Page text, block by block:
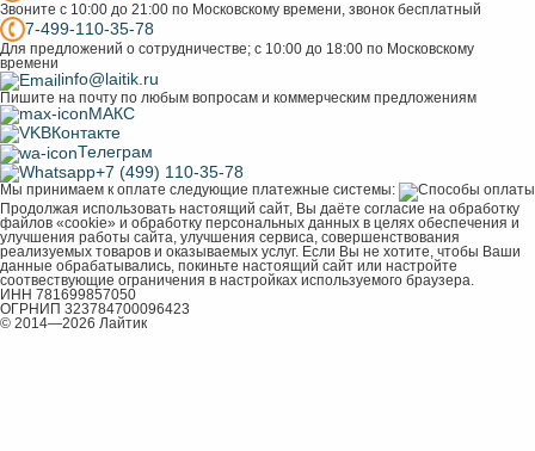
Звоните с 10:00 до 21:00 по Московскому времени, звонок бесплатный
7-499-110-35-78
Для предложений о сотрудничестве; с 10:00 до 18:00 по Московскому
времени
info@laitik.ru
Пишите на почту по любым вопросам и коммерческим предложениям
МАКС
ВКонтакте
Телеграм
+7 (499) 110-35-78
Мы принимаем к оплате следующие платежные системы:
Продолжая использовать настоящий сайт, Вы даёте согласие на обработку
файлов «cookie» и обработку персональных данных в целях обеспечения и
улучшения работы сайта, улучшения сервиса, совершенствования
реализуемых товаров и оказываемых услуг. Если Вы не хотите, чтобы Ваши
данные обрабатывались, покиньте настоящий сайт или настройте
соотвествующие ограничения в настройках используемого браузера.
ИНН 781699857050
ОГРНИП 323784700096423
© 2014—2026 Лайтик